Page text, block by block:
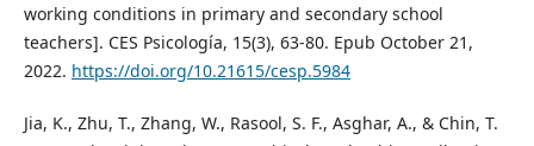
working conditions in primary and secondary school
teachers]. CES Psicología, 15(3), 63-80. Epub October 21,
2022. https://doi.org/10.21615/cesp.5984
Jia, K., Zhu, T., Zhang, W., Rasool, S. F., Asghar, A., & Chin, T.